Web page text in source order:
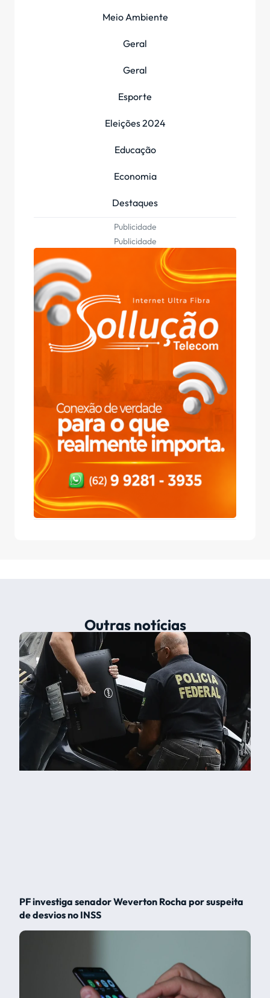
Meio Ambiente
Geral
Geral
Esporte
Eleições 2024
Educação
Economia
Destaques
Publicidade
Publicidade
Outras notícias
PF investiga senador Weverton Rocha por suspeita
de desvios no INSS